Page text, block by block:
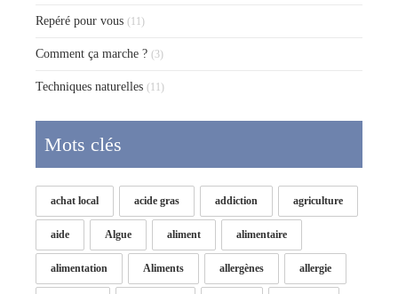
Repéré pour vous (11)
Comment ça marche ? (3)
Techniques naturelles (11)
Mots clés
achat local acide gras addiction agriculture
aide Algue aliment alimentaire
alimentation Aliments allergènes allergie